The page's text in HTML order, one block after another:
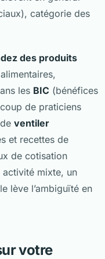
catégorie des
des produits
les BIC (bénéfices
de praticiens
ventiler
et recettes de
de cotisation
mixte, un
lève l’ambiguïté en
votre